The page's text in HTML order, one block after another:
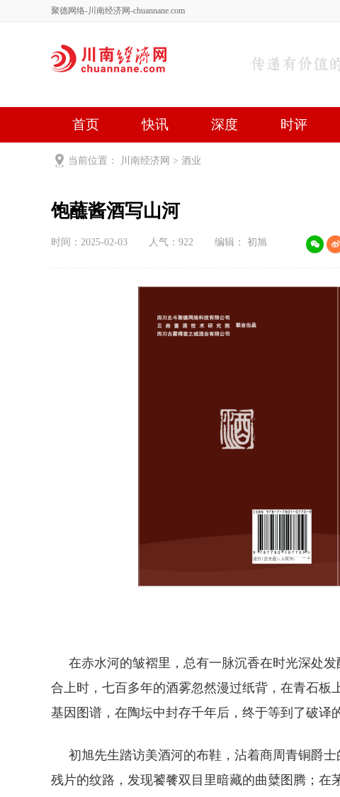
聚德网络-川南经济网-chuannane.com
首页 快讯 深度 时评
健康 文艺
当前位置： 川南经济网 > 酒业
饱蘸酱酒写山河
时间：2025-02-03 人气： 922 编辑： 初旭
在赤水河的皱褶里，总有一脉沉香在时光深处发
合上时，七百多年的酒雾忽然漫过纸背，在青石
基因图谱，在陶坛中封存千年后，终于等到了破译
初旭先生踏访美酒河的布鞋，沾着商周青铜爵士
残片的纹路，发现饕餮双目里暗藏的曲糵图腾；